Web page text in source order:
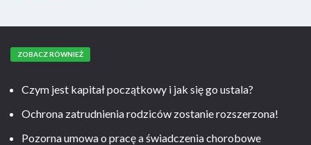
ZOBACZ RÓWNIEŻ
Czym jest kapitał początkowy i jak się go ustala?
Ochrona zatrudnienia rodziców zostanie rozszerzona!
Pozorna umowa o pracę a świadczenia chorobowe